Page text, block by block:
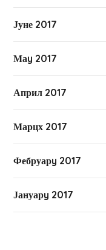
Јуне 2017
Маy 2017
Април 2017
Марцх 2017
Фебруарy 2017
Јануарy 2017